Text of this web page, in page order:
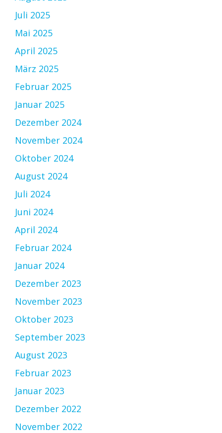
Juli 2025
Mai 2025
April 2025
März 2025
Februar 2025
Januar 2025
Dezember 2024
November 2024
Oktober 2024
August 2024
Juli 2024
Juni 2024
April 2024
Februar 2024
Januar 2024
Dezember 2023
November 2023
Oktober 2023
September 2023
August 2023
Februar 2023
Januar 2023
Dezember 2022
November 2022